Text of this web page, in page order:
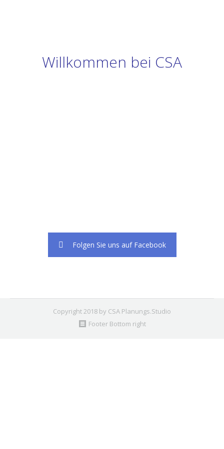
Willkommen bei CSA
Folgen Sie uns auf Facebook
Copyright 2018 by CSA Planungs.Studio
Footer Bottom right